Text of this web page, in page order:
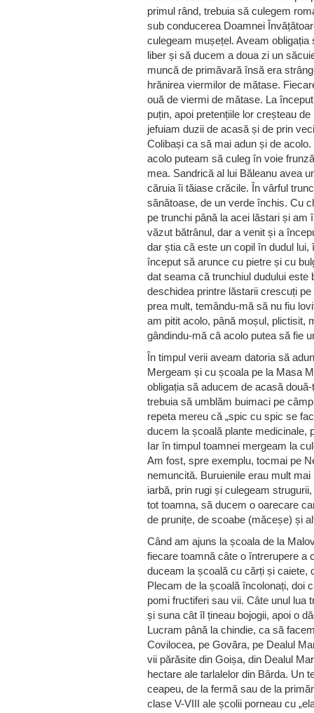
primul rând, trebuia să culegem
sub conducerea Doamnei
culegeam mușețel. Aveam
liber și să ducem a doua zi un
muncă de primăvară însă era
hrănirea viermilor de mătase.
ouă de viermi de mătase. La
puțin, apoi pretențiile lor creșteau
jefuiam duzii de acasă și de prin
Colibași ca să mai adun și de
acolo puteam să culeg în voie
mea. Sandrică al lui Băleanu avea
căruia îi tăiase crăcile. În vârful
sănătoase, de un verde închis. Cu
pe trunchi până la acei lăstari și
văzut bătrânul, dar a venit și a
dar știa că este un copil în dudul
început să arunce cu pietre și cu
dat seama că trunchiul dudului este
deschidea printre lăstarii crescuți
prea mult, temându-mă să nu fiu
am pitit acolo, până moșul, plictisit,
gândindu-mă că acolo putea să fie
În timpul verii aveam datoria să
Mergeam și cu școala pe la Masa
obligația să aducem de acasă
trebuia să umblăm buimaci pe
repeta mereu că „spic cu spic se
ducem la școală plante
Iar în timpul toamnei mergeam la
Am fost, spre exemplu, tocmai pe
nemuncită. Buruienile erau mult
iarbă, prin rugi și culegeam
tot toamna, să ducem o oarecare
de prunițe, de scoabe (măceșe) și
Când am ajuns la școala de la
fiecare toamnă câte o întrerupere a
duceam la școală cu cărți și caiete,
Plecam de la școală încolonați, doi
pomi fructiferi sau vii. Câte unul lua
și suna cât îl țineau bojogii, apoi o
Lucram până la chindie, ca să
Covilocea, pe Govăra, pe Dealul
vii părăsite din Goișa, din Dealul
hectare ale tarlalelor din Bârda. Un
ceapeu, de la fermă sau de la
clase V-VIII ale școlii porneau cu